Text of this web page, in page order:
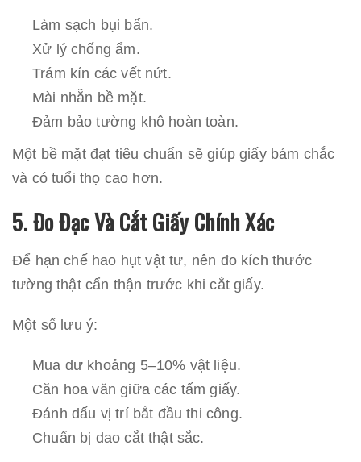
Làm sạch bụi bẩn.
Xử lý chống ẩm.
Trám kín các vết nứt.
Mài nhẵn bề mặt.
Đảm bảo tường khô hoàn toàn.
Một bề mặt đạt tiêu chuẩn sẽ giúp giấy bám chắc
và có tuổi thọ cao hơn.
5. Đo Đạc Và Cắt Giấy Chính Xác
Để hạn chế hao hụt vật tư, nên đo kích thước
tường thật cẩn thận trước khi cắt giấy.
Một số lưu ý:
Mua dư khoảng 5–10% vật liệu.
Căn hoa văn giữa các tấm giấy.
Đánh dấu vị trí bắt đầu thi công.
Chuẩn bị dao cắt thật sắc.